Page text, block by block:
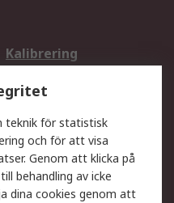
Kalibrering
Teknisk Support
Exportlösningar
Retur av varor
teknik för statistisk
och för att visa
Genom att klicka på
behandling av icke
dina cookies genom att